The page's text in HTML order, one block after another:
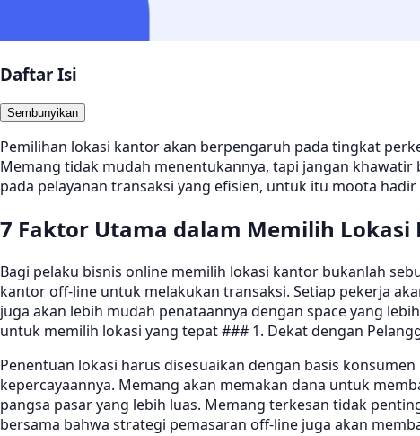
Daftar Isi
Sembunyikan
Pemilihan lokasi kantor akan berpengaruh pada tingkat
Memang tidak mudah menentukannya, tapi jangan
pada pelayanan transaksi yang efisien, untuk itu moota
7 Faktor Utama dalam Memilih Lokasi
Bagi pelaku bisnis online memilih lokasi kantor bukanlah
kantor off-line untuk melakukan transaksi. Setiap pekerja
juga akan lebih mudah penataannya dengan space yang
untuk memilih lokasi yang tepat ### 1. Dekat dengan
Penentuan lokasi harus disesuaikan dengan basis
kepercayaannya. Memang akan memakan dana untuk
pangsa pasar yang lebih luas. Memang terkesan tidak
bersama bahwa strategi pemasaran off-line juga akan